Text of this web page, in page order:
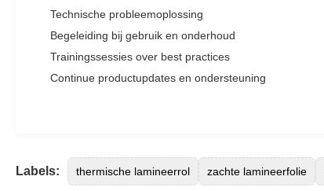
Technische probleemoplossing
Begeleiding bij gebruik en onderhoud
Trainingssessies over best practices
Continue productupdates en ondersteuning
Labels: thermische lamineerrol zachte lamineerfolie